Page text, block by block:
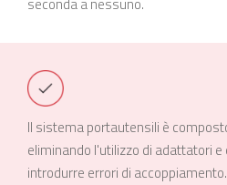
seconda a nessuno.
Il sistema portautensili è
eliminando l'utilizzo di adattatori e
introdurre errori di accoppiamento.